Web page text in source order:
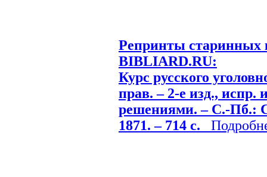
Репринты старинных
BIBLIARD.RU:
Курс русского
прав. – 2-е изд., испр.
решениями. – С.-Пб.:
1871. – 714 с.